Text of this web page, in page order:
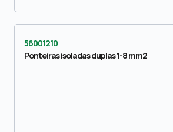
56001210
Ponteiras isoladas duplas 1-8 mm2